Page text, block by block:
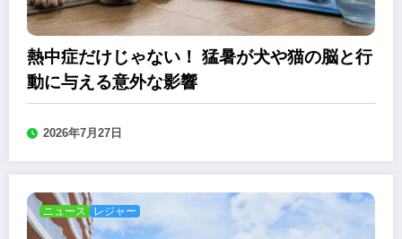
熱中症だけじゃない！ 猛暑が犬や猫の脳と行
動に与える意外な影響
2026年7月27日
ニュース レジャー